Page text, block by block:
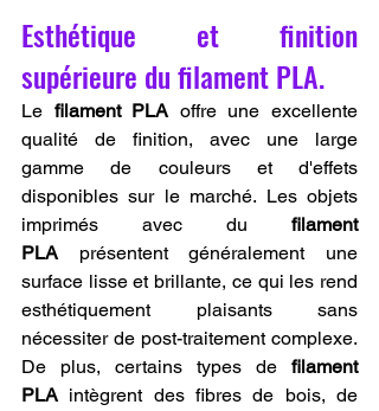
Esthétique et finition
supérieure du filament PLA.
Le filament PLA offre une excellente
qualité de finition, avec une large
gamme de couleurs et d'effets
disponibles sur le marché. Les objets
imprimés avec du filament
PLA présentent généralement une
surface lisse et brillante, ce qui les rend
esthétiquement plaisants sans
nécessiter de post-traitement complexe.
De plus, certains types de filament
PLA intègrent des fibres de bois, de